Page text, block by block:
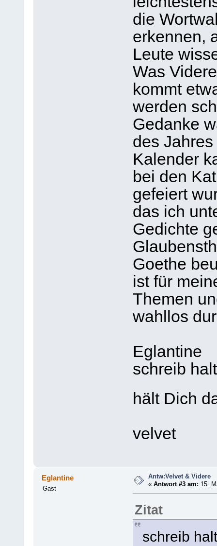
die
erkennen,
Leute
Was
kommt
werden
Gedanke
des
Kalender
bei den
gefeiert
das ich
Gedichte
Goethe
ist für
Themen
wahllos
Eglantine
schreib
hält
velvet
Eglantine
Gast
Antw:Velvet & Videre
«Antwort #3 am: 15.
Zitat
schreib